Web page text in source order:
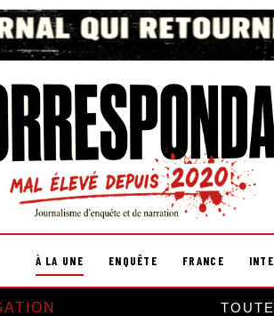
À LA UNE ENQUÊTE FRANCE